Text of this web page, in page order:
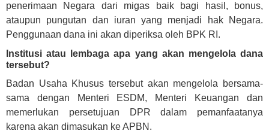
penerimaan Negara dari migas baik bagi hasil, bonus,
ataupun pungutan dan iuran yang menjadi hak Negara.
Penggunaan dana ini akan diperiksa oleh BPK RI.
Institusi atau lembaga apa yang akan mengelola dana
tersebut?
​Badan Usaha Khusus tersebut akan mengelola bersama-
sama dengan Menteri ESDM, Menteri Keuangan dan
memerlukan persetujuan DPR dalam pemanfaatanya
karena akan dimasukan ke APBN.